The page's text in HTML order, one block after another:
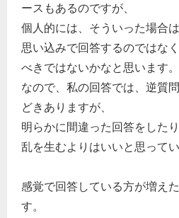
ースもあるのですが、
個人的には、そういった場合は
思い込みで回答するのではな
べきではないかなと思います。
なので、私の回答では、逆質
どきありますが、
明らかに間違った回答をした
乱を生むよりはいいと思ってい
感覚で回答している方が増え
す。